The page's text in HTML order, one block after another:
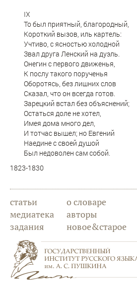
IX
То был приятный, благородный,
Короткий вызов, иль картель:
Учтиво, с ясностью холодной
Звал друга Ленский на дуэль.
Онегин с первого движенья,
К послу такого порученья
Оборотясь, без лишних слов
Сказал, что он всегда готов.
Зарецкий встал без объяснений;
Остаться доле не хотел,
Имея дома много дел,
И тотчас вышел; но Евгений
Наедине с своей душой
Был недоволен сам собой.
1823-1830
статьи
медиатека
задания
о словаре
авторы
новое&старое